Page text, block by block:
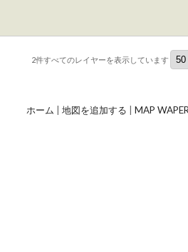
2件すべてのレイヤーを表示しています
ホーム 地図を追加する MAP